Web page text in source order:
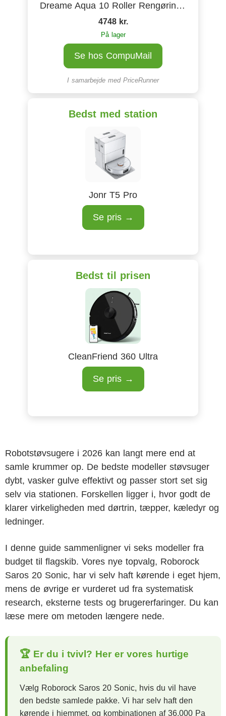
Dreame Aqua 10 Roller Rengøringsrobot Hvid
4748 kr.
På lager
Se hos CompuMail
I samarbejde med PriceRunner
Bedst med station
Jonr T5 Pro
Se pris →
Bedst til prisen
CleanFriend 360 Ultra
Se pris →
Robotstøvsugere i 2026 kan langt mere end at
samle krummer op. De bedste modeller støvsuger
dybt, vasker gulve effektivt og passer stort set sig
selv via stationen. Forskellen ligger i, hvor godt de
klarer virkeligheden med dørtrin, tæpper, kæledyr og
ledninger.
I denne guide sammenligner vi seks modeller fra
budget til flagskib. Vores nye topvalg, Roborock
Saros 20 Sonic, har vi selv haft kørende i eget hjem,
mens de øvrige er vurderet ud fra systematisk
research, eksterne tests og brugererfaringer. Du kan
læse mere om metoden længere nede.
🏆 Er du i tvivl? Her er vores hurtige
anbefaling
Vælg Roborock Saros 20 Sonic, hvis du vil have
den bedste samlede pakke. Vi har selv haft den
kørende i hjemmet, og kombinationen af 36.000 Pa